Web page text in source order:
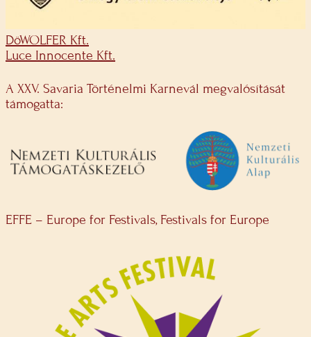
DöWOLFER Kft.
Luce Innocente Kft.
A XXV. Savaria Történelmi Karnevál megvalósítását
támogatta:
EFFE – Europe for Festivals, Festivals for Europe